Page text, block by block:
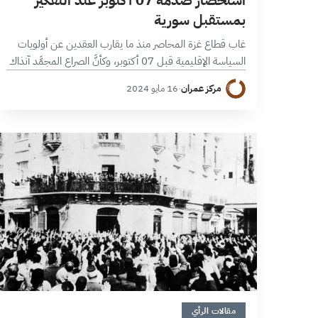
بمستقبل سورية
غاب قطاع غزة المحاصر منذ ما يقارب العقدين عن أولويات
السياسة الإقليمية قبل 07 أكتوبر، وكأنَّ الصراع المجمَّد آنذاك
سيبقى على حاله إلى حين تفرُّغ الساسة وصنَّاع القرار للتعاطي
معه.…مركز عمران·16 مايو 2024
6 دقائق
مقالات الرأي